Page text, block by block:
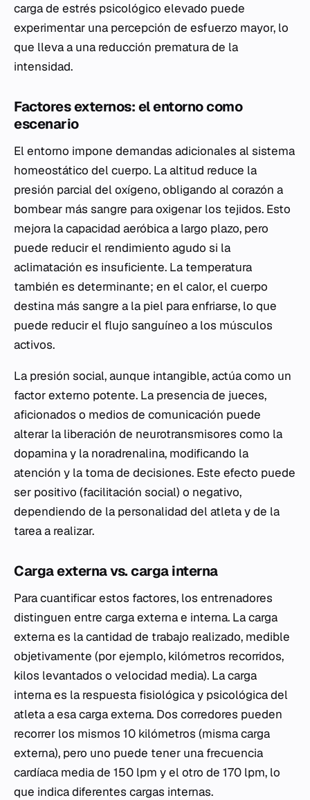
carga de estrés psicológico elevado puede
experimentar una percepción de esfuerzo mayor, lo
que lleva a una reducción prematura de la
intensidad.
Factores externos: el entorno como
escenario
El entorno impone demandas adicionales al sistema
homeostático del cuerpo. La altitud reduce la
presión parcial del oxígeno, obligando al corazón a
bombear más sangre para oxigenar los tejidos. Esto
mejora la capacidad aeróbica a largo plazo, pero
puede reducir el rendimiento agudo si la
aclimatación es insuficiente. La temperatura
también es determinante; en el calor, el cuerpo
destina más sangre a la piel para enfriarse, lo que
puede reducir el flujo sanguíneo a los músculos
activos.
La presión social, aunque intangible, actúa como un
factor externo potente. La presencia de jueces,
aficionados o medios de comunicación puede
alterar la liberación de neurotransmisores como la
dopamina y la noradrenalina, modificando la
atención y la toma de decisiones. Este efecto puede
ser positivo (facilitación social) o negativo,
dependiendo de la personalidad del atleta y de la
tarea a realizar.
Carga externa vs. carga interna
Para cuantificar estos factores, los entrenadores
distinguen entre carga externa e interna. La carga
externa es la cantidad de trabajo realizado, medible
objetivamente (por ejemplo, kilómetros recorridos,
kilos levantados o velocidad media). La carga
interna es la respuesta fisiológica y psicológica del
atleta a esa carga externa. Dos corredores pueden
recorrer los mismos 10 kilómetros (misma carga
externa), pero uno puede tener una frecuencia
cardíaca media de 150 lpm y el otro de 170 lpm, lo
que indica diferentes cargas internas.